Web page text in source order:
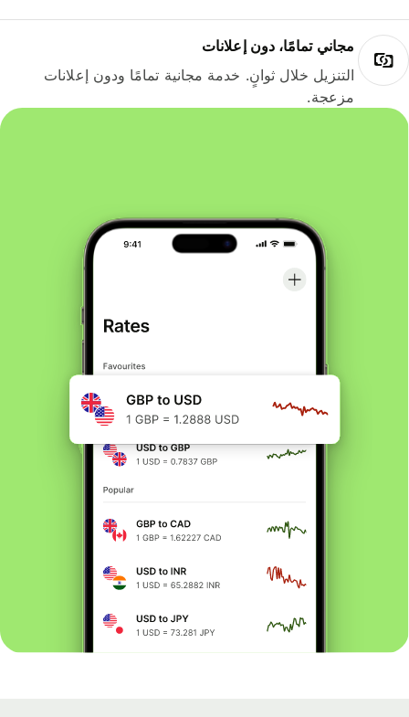
مجاني تمامًا، دون إعلانات
التنزيل خلال ثوانٍ. خدمة مجانية تمامًا ودون إعلانات
مزعجة.